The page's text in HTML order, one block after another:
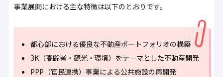
事業展開における主な特徴は以下のとおりです。
都心部における優良な不動産ポートフォリオの構築
3K（高齢者・観光・環境）をテーマとした不動産開発
PPP（官民連携）事業による公共施設の再開発